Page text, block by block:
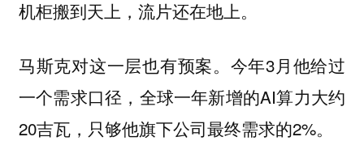
机柜搬到天上，流片还在地上。
马斯克对这一层也有预案。今年3月他给过
一个需求口径，全球一年新增的AI算力大约
20吉瓦，只够他旗下公司最终需求的2%。